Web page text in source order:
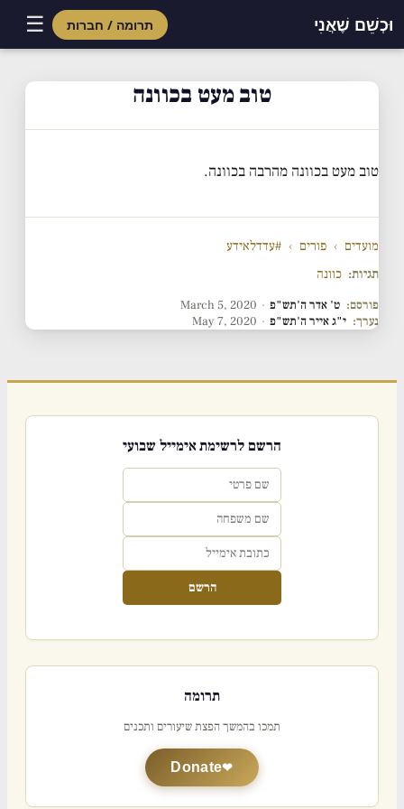
וּכְשֵׁם שֶׁאֲנִי תרומה / חברות ☰
טוב מעט בכוונה
טוב מעט בכוונה מהרבה בכוונה.
מועדים › פורים › #עדדלאידע
תגיות: כוונה
פורסם: ט' אדר ה'תש"פ ·
March 5, 2020
נערך: י"ג אייר ה'תש"פ ·
May 7, 2020
הרשם לרשימת אימייל שבועי
הרשם
תרומה
תמכו בהמשך הפצת שיעורים ותכנים
Donate